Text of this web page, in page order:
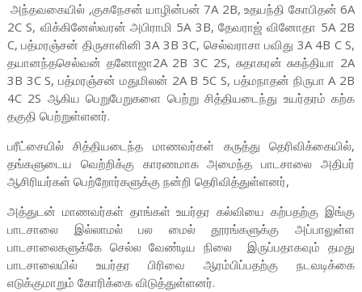
அந்தவகையில் ,குகநேசன் யாழின்பன் 7A 2B, உதயந்தி கோபிதன் 6A
2C S, விக்கினேஸ்வரன் அபிராமி 5A 3B, தேவராஜ் வினோதா 5A 2B
C, பத்மரஞ்சன் திருசாளினி 3A 3B 3C, செல்வராசா பவிது 3A 4B C S,
தயானந்தசெல்வன் தனோஜா2A 2B 3C 2S, சுதாகரன் சுகந்தியா 2A
3B 3C S, பத்மரஞ்சன் மதுமிலன் 2A B 5C S, பத்மநாதன் நிருபா A 2B
4C 2S ஆகிய பெறுபேறுகளை பெற்று சித்தியடைந்து உயர்தரம் கற்க
தகுதி பெற்றுள்ளனர்.
பரீட்சையில் சித்தியடைந்த மாணவர்கள் கருத்து தெரிவிக்கையில்,
தங்களுடைய வெற்றிக்கு காரணமாக அமைந்த பாடசாலை அதிபர்
ஆசிரியர்கள் பெற்றோர்களுக்கு நன்றி தெரிவித்துள்ளனர்,
அத்துடன் மாணவர்கள் தாங்கள் உயர்தர கல்வியை கற்பதற்கு இங்கு
பாடசாலை இல்லாமல் பல மைல் தூரங்களுக்கு அப்பாலுள்ள
பாடசாலைகளுக்கே செல்ல வேண்டிய நிலை இருப்பதாகவும் தமது
பாடசாலையில் உயர்தர பிரிவை ஆரம்பிப்பதற்கு நடவடிக்கை
எடுக்குமாறும் கோரிக்கை விடுத்துள்ளனர்.